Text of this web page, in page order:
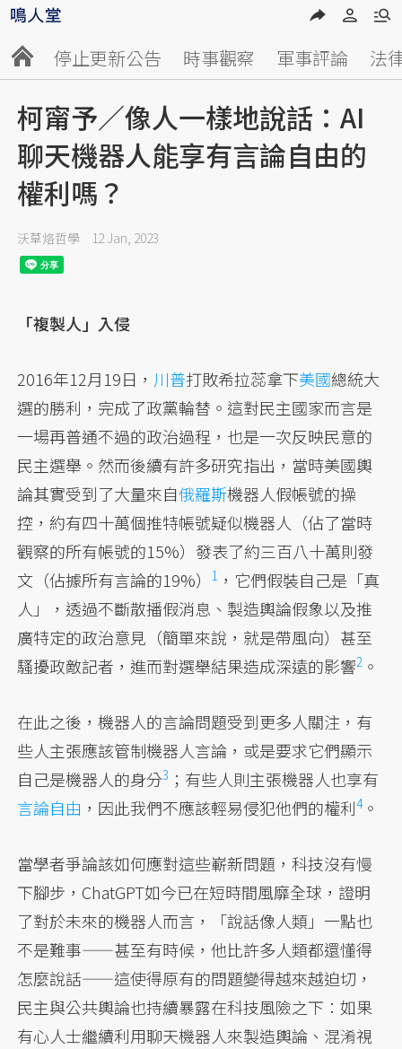
停止更新公告 時事觀察 軍事評論 法
柯甯予／像人一樣地說話：AI
聊天機器人能享有言論自由的
權利嗎？
沃草烙哲學 12 Jan, 2023
「複製人」入侵
2016年12月19日， 川普打敗希拉蕊拿下美國總統大
選的勝利，完成了政黨輪替。這對民主國家而言是
一場再普通不過的政治過程，也是一次反映民意的
民主選舉。然而後續有許多研究指出，當時美國輿
論其實受到了大量來自俄羅斯機器人假帳號的操
控，約有四十萬個推特帳號疑似機器人（佔了當時
觀察的所有帳號的15%）發表了約三百八十萬則發
文（佔據所有言論的19%）1 ，它們假裝自己是「真
人」，透過不斷散播假消息、製造輿論假象以及推
廣特定的政治意見（簡單來說，就是帶風向）甚至
騷擾政敵記者，進而對選舉結果造成深遠的影響2 。
在此之後，機器人的言論問題受到更多人關注，有
些人主張應該管制機器人言論，或是要求它們顯示
自己是機器人的身分3 ；有些人則主張機器人也享有
言論自由 ，因此我們不應該輕易侵犯他們的權利4。
當學者爭論該如何應對這些嶄新問題，科技沒有慢
下腳步，ChatGPT如今已在短時間風靡全球，證明
了對於未來的機器人而言，「說話像人類」一點也
不是難事——甚至有時候，他比許多人類都還懂得
怎麼說話——這使得原有的問題變得越來越迫切，
民主與公共輿論也持續暴露在科技風險之下：如果
有心人士繼續利用聊天機器人來製造輿論、混淆視